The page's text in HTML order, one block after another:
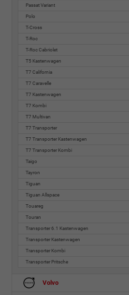
Passat Variant
Polo
T-Cross
T-Roc
T-Roc Cabriolet
T5 Kastenwagen
T7 California
T7 Caravelle
T7 Kastenwagen
T7 Kombi
T7 Multivan
T7 Transporter
T7 Transporter Kastenwagen
T7 Transporter Kombi
Taigo
Tayron
Tiguan
Tiguan Allspace
Touareg
Touran
Transporter 6.1 Kastenwagen
Transporter Kastenwagen
Transporter Kombi
Transporter Pritsche
Volvo